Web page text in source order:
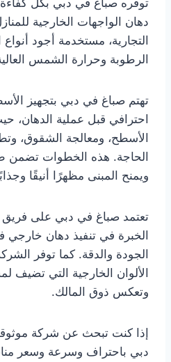
دهان الواجهات الخارجية
التجارية، مستخدمة أجود أنواع
الرطوبة وحرارة الشمس
تهتم صباغ في دبي بتجهيز
احترافي قبل عملية الدهان،
الأسطح، ومعالجة الشقوق،
الحاجة. هذه الخطوات تضمن
ويمنح المبنى مظهرًا أنيقًا
تعتمد صباغ في دبي على
الخبرة في تنفيذ دهان خارجي
الجودة والدقة. كما توفر
الألوان الخارجية التي تضيف
وتعكس ذوق المالك.
إذا كنت تبحث عن شركة
دبي باحتراف وسرعة وسعر